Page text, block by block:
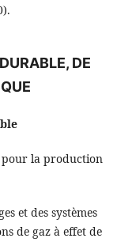
DE
pour la production
et des systèmes
de gaz à effet de